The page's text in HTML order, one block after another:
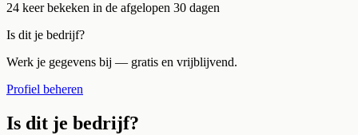
24 keer bekeken in de afgelopen 30 dagen
Is dit je bedrijf?
Werk je gegevens bij — gratis en vrijblijvend.
Profiel beheren
Is dit je bedrijf?